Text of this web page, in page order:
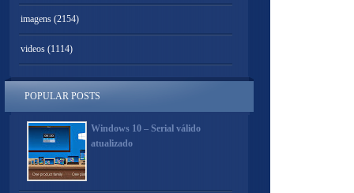
imagens (2154)
videos (1114)
POPULAR POSTS
Windows 10 – Serial válido
atualizado